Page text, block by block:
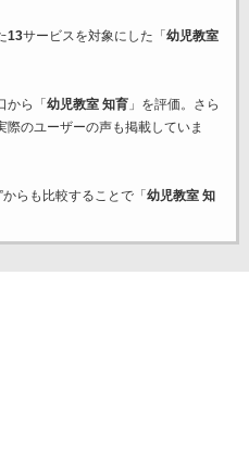
13サービスを対象にした「 幼児教室
から「 幼児教室 知育」を評価。さら
のユーザーの声も掲載していま
らも比較することで「 幼児教室 知